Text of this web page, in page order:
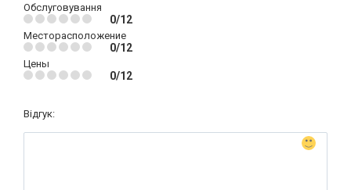
Обслуговування
0/12
Месторасположение
0/12
Цены
0/12
Відгук: